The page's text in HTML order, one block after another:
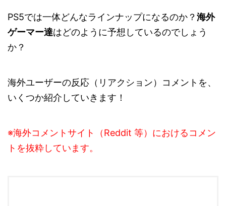
PS5では一体どんなラインナップになるのか？ 海外
ゲーマー達はどのように予想しているのでしょう
か？
海外ユーザーの反応（リアクション）コメントを、
いくつか紹介していきます！
※海外コメントサイト（Reddit 等）におけるコメン
トを抜粋しています。